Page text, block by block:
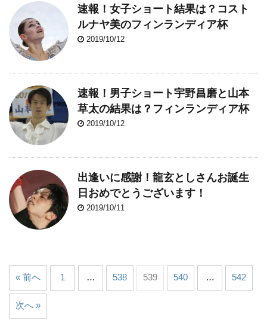
速報！女子ショート結果は？コスト
ルナヤ美のフィンランディア杯
2019/10/12
速報！男子ショート宇野昌磨と山本
草太の結果は？フィンランディア杯
2019/10/12
出逢いに感謝！龍玄としさんお誕生
日おめでとうございます！
2019/10/11
« 前へ 1 … 538 539 540 … 542
次へ »